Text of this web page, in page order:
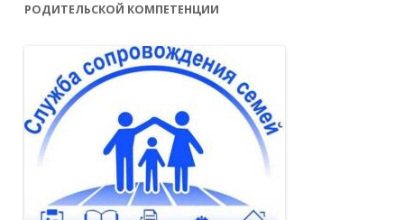
РОДИТЕЛЬСКОЙ КОМПЕТЕНЦИИ